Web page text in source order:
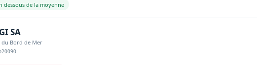
dessous de la moyenne
SA
du Bord de Mer
20090